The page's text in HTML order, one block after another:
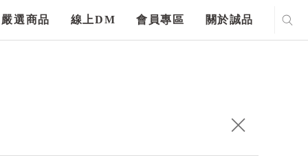
嚴選商品 線上DM 會員專區 關於誠品